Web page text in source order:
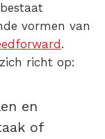
vormen van
.
richt op:
en
of